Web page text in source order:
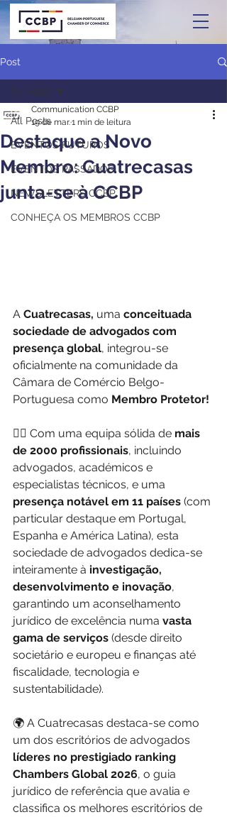
Post
All Posts
EVENTOS FUTUROS
EVENTOS PASSADOS
NEWSLETTERS CCBP
CONHEÇA OS MEMBROS CCBP
All Posts
Destaque a Novo
Membro: Cuatrecasas
junta-se à CCBP
Communication CCBP
19 de mar.1 min de leitura
A Cuatrecasas, uma conceituada
sociedade de advogados com
presença global, integrou-se
oficialmente na comunidade da
Câmara de Comércio Belgo-
Portuguesa como Membro Protetor!
🧑‍⚖️ Com uma equipa sólida de mais
de 2000 profissionais, incluindo
advogados, académicos e
especialistas técnicos, e uma
presença notável em 11 países (com
particular destaque em Portugal,
Espanha e América Latina), esta
sociedade de advogados dedica-se
inteiramente à investigação,
desenvolvimento e inovação,
garantindo um aconselhamento
jurídico de excelência numa vasta
gama de serviços (desde direito
societário e europeu e finanças até
fiscalidade, tecnologia e
sustentabilidade).
🌍 A Cuatrecasas destaca-se como
um dos escritórios de advogados
líderes no prestigiado ranking
Chambers Global 2026, o guia
jurídico de referência que avalia e
classifica os melhores escritórios de